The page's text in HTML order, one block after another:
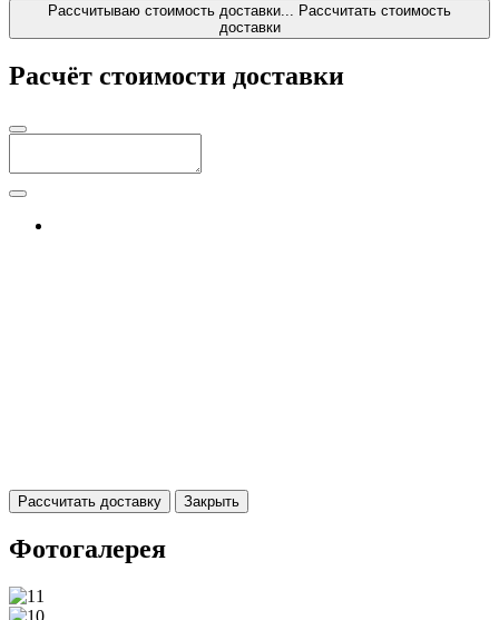
Рассчитываю стоимость доставки...
Рассчитать стоимость
доставки
Расчёт стоимости доставки
Рассчитать доставку Закрыть
Фотогалерея